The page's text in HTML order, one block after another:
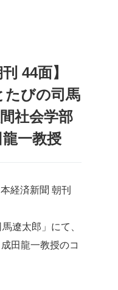
44面】
たびの司馬
社会学部
一教授
経済新聞 朝刊
遼太郎」にて、
田龍一教授のコ